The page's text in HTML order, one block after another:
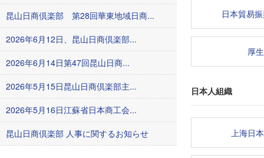
昆山日商倶楽部 第28回華東地域日商...
2026年6月12日、昆山日商倶楽部...
2026年6月14日第47回昆山日商...
2026年5月15日昆山日商倶楽部主...
2026年5月16日江蘇省日本商工会...
昆山日商倶楽部 人事に関するお知らせ
日本貿易
厚
日本人組織
上海日